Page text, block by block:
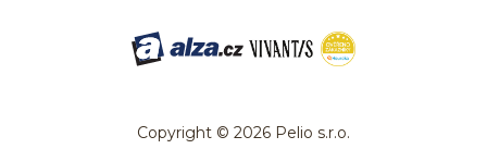
Copyright © 2026 Pelio s.r.o.